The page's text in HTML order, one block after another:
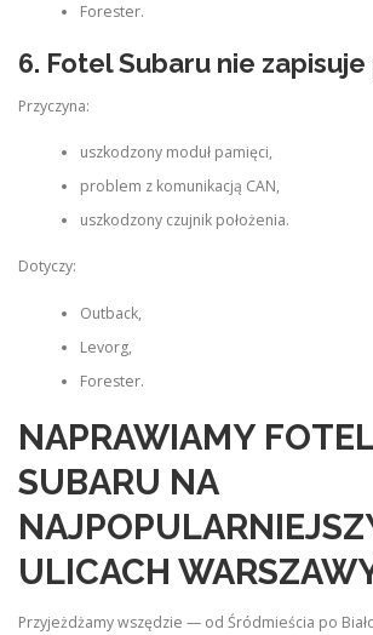
Forester.
6. Fotel Subaru nie
Przyczyna:
uszkodzony moduł pamięci,
problem z komunikacją CAN,
uszkodzony czujnik położenia.
Dotyczy:
Outback,
Levorg,
Forester.
NAPRAWIAMY
SUBARU NA
ULICACH
Przyjeżdżamy wszędzie — od Śródmieścia po